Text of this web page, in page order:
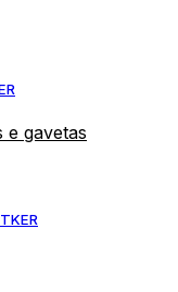
e gavetas